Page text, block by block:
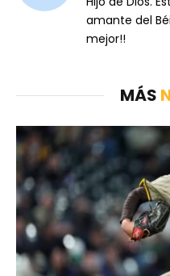
amante del
mejor!!
MÁS